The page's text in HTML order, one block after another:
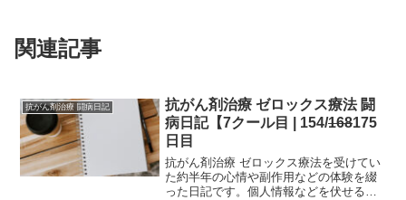
関連記事
抗がん剤治療 闘病日記
抗がん剤治療 ゼロックス療法 闘
病日記【7クール目 | 154/168175
日目
抗がん剤治療 ゼロックス療法を受けてい
た約半年の心情や副作用などの体験を綴
った日記です。個人情報などを伏せるた